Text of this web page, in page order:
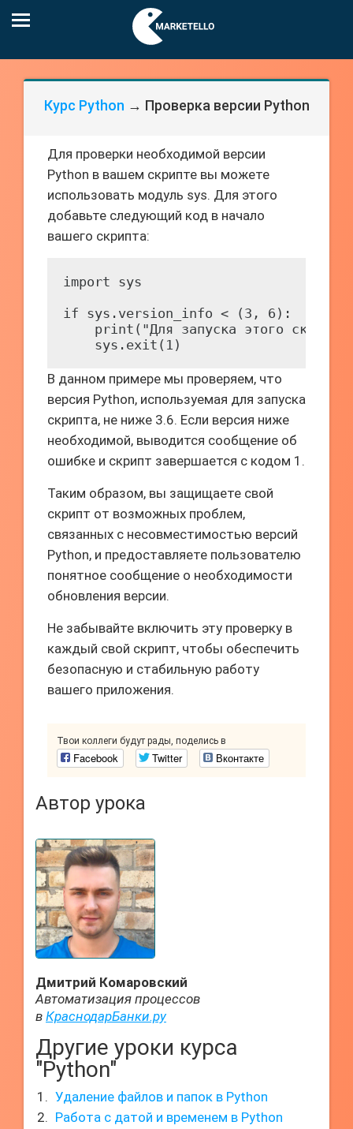
Курс Python → Проверка версии Python
Для проверки необходимой версии
Python в вашем скрипте вы можете
использовать модуль sys. Для этого
добавьте следующий код в начало
вашего скрипта:
import sys
if sys.version_info < (3, 6):
print("Для запуска этого
В данном примере мы проверяем, что
версия Python, используемая для запуска
скрипта, не ниже 3.6. Если версия ниже
необходимой, выводится сообщение об
ошибке и скрипт завершается с кодом 1.
Таким образом, вы защищаете свой
скрипт от возможных проблем,
связанных с несовместимостью версий
Python, и предоставляете пользователю
понятное сообщение о необходимости
обновления версии.
Не забывайте включить эту проверку в
каждый свой скрипт, чтобы обеспечить
безопасную и стабильную работу
вашего приложения.
Твои коллеги будут рады, поделись в
Facebook Twitter Вконтакте
Автор урока
Дмитрий Комаровский
Автоматизация процессов
в КраснодарБанки.ру
Другие уроки курса
"Python"
Удаление файлов и папок в Python
Работа с датой и временем в Python